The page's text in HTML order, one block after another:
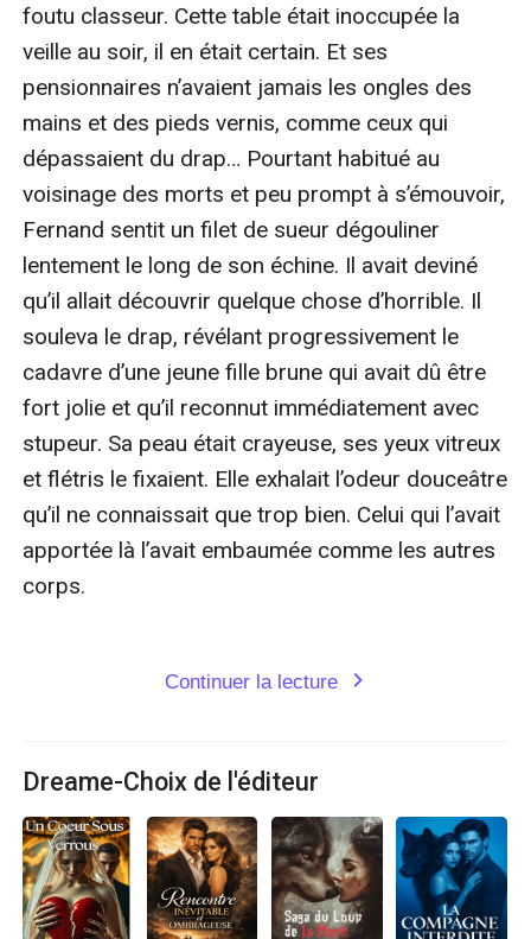
foutu classeur. Cette table était inoccupée la
veille au soir, il en était certain. Et ses
pensionnaires n’avaient jamais les ongles des
mains et des pieds vernis, comme ceux qui
dépassaient du drap… Pourtant habitué au
voisinage des morts et peu prompt à s’émouvoir,
Fernand sentit un filet de sueur dégouliner
lentement le long de son échine. Il avait deviné
qu’il allait découvrir quelque chose d’horrible. Il
souleva le drap, révélant progressivement le
cadavre d’une jeune fille brune qui avait dû être
fort jolie et qu’il reconnut immédiatement avec
stupeur. Sa peau était crayeuse, ses yeux vitreux
et flétris le fixaient. Elle exhalait l’odeur douceâtre
qu’il ne connaissait que trop bien. Celui qui l’avait
apportée là l’avait embaumée comme les autres
corps.
Continuer la lecture expand_more
Dreame-Choix de l'éditeur